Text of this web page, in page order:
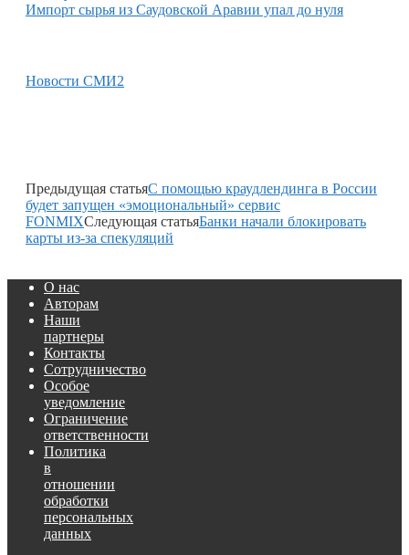
Импорт сырья из Саудовской Аравии упал до нуля
Новости СМИ2
Предыдущая статьяС помощью краудлендинга в России
будет запущен «эмоциональный» сервис
FONMIXСледующая статьяБанки начали блокировать
карты из-за спекуляций
О нас
Авторам
Наши
партнеры
Контакты
Сотрудничество
Особое
уведомление
Ограничение
ответственности
Политика
в
отношении
обработки
персональных
данных